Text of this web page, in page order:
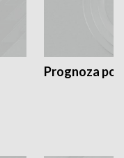
Prognoza